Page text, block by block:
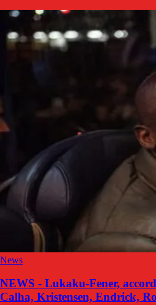
News
NEWS - Lukaku-Fener,
Calha, Kristensen, Endrick,